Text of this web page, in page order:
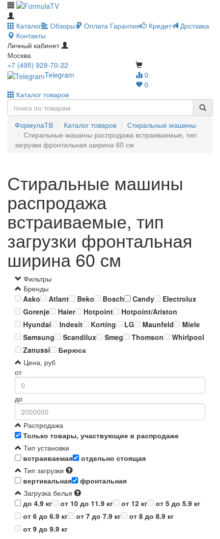
Каталог Обзоры Оплата Гарантия Кредит
Доставка
Контакты
Личный кабинет
Москва
0
0
+7 (495) 929-70-22
Telegram
Каталог товаров
ФормулаТВ Каталог товаров
Стиральные машины
Стиральные машины распродажа встраиваемые, тип
загрузки фронтальная ширина 60 см
Стиральные машины
распродажа
встраиваемые, тип
загрузки фронтальная
ширина 60 см
Фильтры
Бренды
Asko
Atlant Beko Bosch Candy
Electrolux
Gorenje
Haier Hotpoint
Hotpoint/Ariston
Hyundai
Indesit Korting LG Maunfeld
Miele
Samsung
Scandilux Smeg Thomson
Whirlpool
Zanussi
Бирюса
Цена, руб
от
до
Распродажа
Только товары, участвующие в распродаже
Тип установки
встраиваемая
отдельно стоящая
Тип загрузки
вертикальная
фронтальная
Загрузка белья
до 4.9 кг
от 10 до 11.9 кг от 12 кг
от 5 до 5.9 кг
от 6 до 6.9 кг
от 7 до 7.9 кг
от 8 до 8.9 кг
от 9 до 9.9 кг